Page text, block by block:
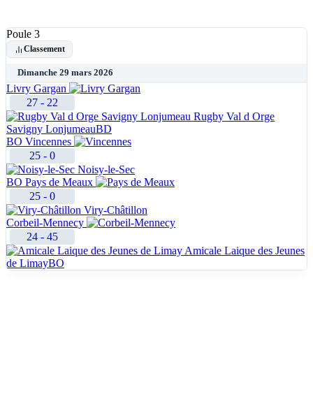
Poule 3
Classement
Dimanche 29 mars 2026
Livry Gargan
27 - 22
Rugby Val d Orge
Savigny LonjumeauBD
BO Vincennes
25 - 0
Noisy-le-Sec
BO Pays de Meaux
25 - 0
Viry-Châtillon
Corbeil-Mennecy
24 - 45
Amicale Laique des Jeunes
de LimayBO